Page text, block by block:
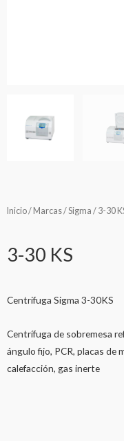
Inicio/ Marcas/Sigma / 3-30
3-30 KS
Centrifuga Sigma 3-30KS
Centrífuga de sobremesa
ángulo fijo, PCR, placas
calefacción, gas inerte